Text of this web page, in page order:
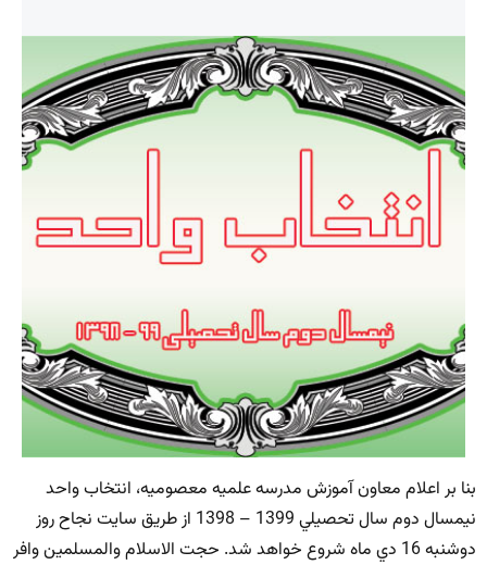
بنا بر اعلام معاون آموزش مدرسه علميه معصوميه، انتخاب واحد
نيمسال دوم سال تحصيلي 1399 – 1398 از طريق سايت نجاح روز
دوشنبه 16 دي ماه شروع خواهد شد. حجت الاسلام والمسلمين وافر